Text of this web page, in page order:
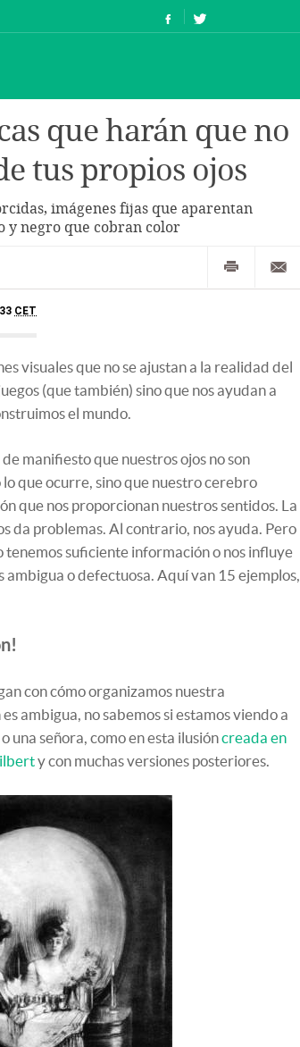
que harán que no
tus propios ojos
imágenes fijas que aparentan
y negro que cobran color
CET
visuales que no se ajustan a la realidad del
(que también) sino que nos ayudan a
el mundo.
manifiesto que nuestros ojos no son
que ocurre, sino que nuestro cerebro
que nos proporcionan nuestros sentidos. La
da problemas. Al contrario, nos ayuda. Pero
suficiente información o nos influye
o defectuosa. Aquí van 15 ejemplos,
con cómo organizamos nuestra
ambigua, no sabemos si estamos viendo a
una señora, como en esta ilusióncreada en
y con muchas versiones posteriores.